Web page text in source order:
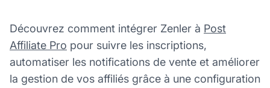
Découvrez comment intégrer Zenler à Post
Affiliate Pro pour suivre les inscriptions,
automatiser les notifications de vente et améliorer
la gestion de vos affiliés grâce à une configuration